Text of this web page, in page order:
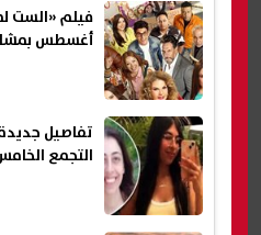
أغسطس
تفاصيل
التجمع